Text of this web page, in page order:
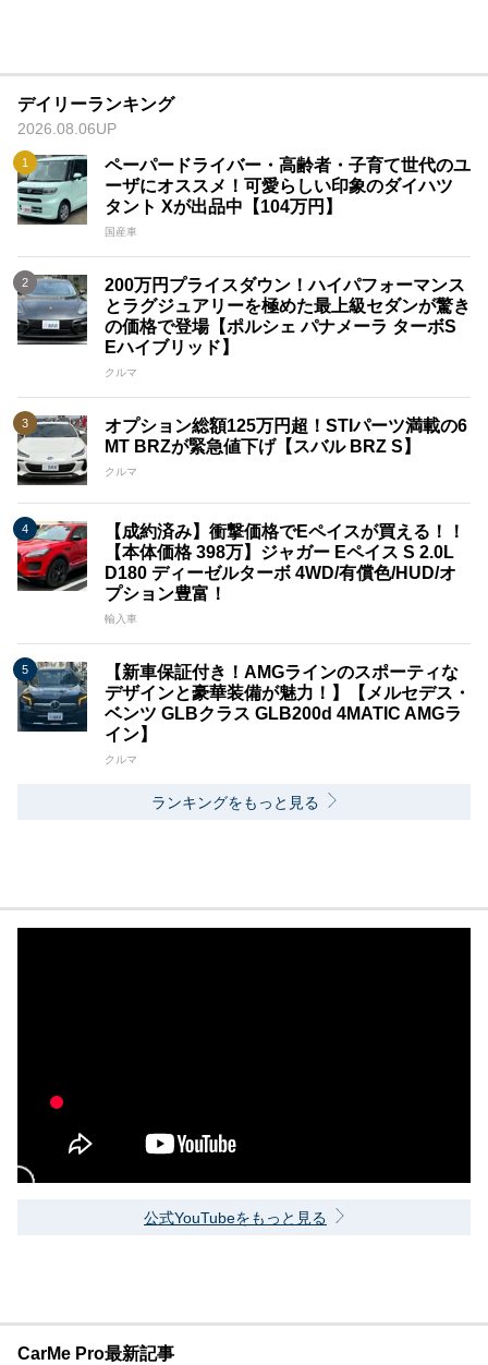
デイリーランキング
2026.08.06UP
ペーパードライバー・高齢者・子育て世代のユ
ーザにオススメ！可愛らしい印象のダイハツ
タント Xが出品中【104万円】
国産車
200万円プライスダウン！ハイパフォーマンス
とラグジュアリーを極めた最上級セダンが驚き
の価格で登場【ポルシェ パナメーラ ターボS
Eハイブリッド】
クルマ
オプション総額125万円超！STIパーツ満載の6
MT BRZが緊急値下げ【スバル BRZ S】
クルマ
【成約済み】衝撃価格でEペイスが買える！！
【本体価格 398万】ジャガー Eペイス S 2.0L
D180 ディーゼルターボ 4WD/有償色/HUD/オ
プション豊富！
輸入車
【新車保証付き！AMGラインのスポーティな
デザインと豪華装備が魅力！】【メルセデス・
ベンツ GLBクラス GLB200d 4MATIC AMGラ
イン】
クルマ
ランキングをもっと見る
公式YouTubeをもっと見る
CarMe Pro最新記事